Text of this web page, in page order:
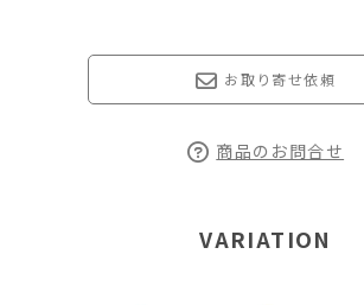
お取り寄せ依頼
商品のお問合せ
VARIATION